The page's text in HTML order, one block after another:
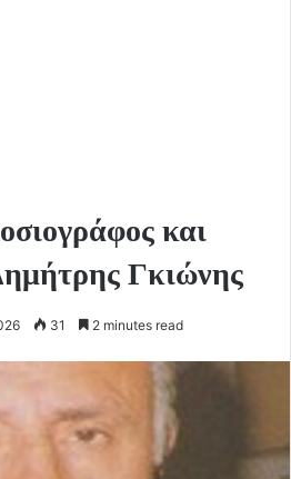
και
Γκιώνης
31 2 minutes read